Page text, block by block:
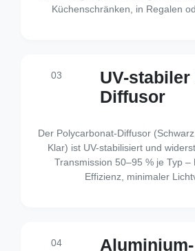
Küchenschränken, in Regalen
03
UV-stabiler
Diffusor
Der Polycarbonat-Diffusor
Klar) ist UV-stabilisiert und
Transmission 50–95 % je Typ –
Effizienz, minimaler
04
Aluminium-